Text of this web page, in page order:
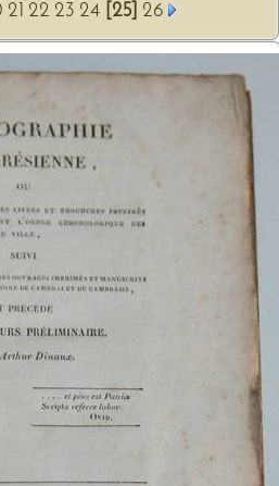
21 22 23 24 [25] 26